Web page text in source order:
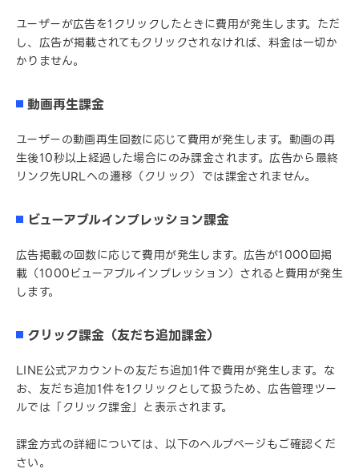
ユーザーが広告を1クリックしたときに費用が発生します。ただ
し、広告が掲載されてもクリックされなければ、料金は一切か
かりません。
動画再生課金
ユーザーの動画再生回数に応じて費用が発生します。動画の再
生後10秒以上経過した場合にのみ課金されます。広告から最終
リンク先URLへの遷移（クリック）では課金されません。
ビューアブルインプレッション課金
広告掲載の回数に応じて費用が発生します。広告が1000回掲
載（1000ビューアブルインプレッション）されると費用が発生
します。
クリック課金（友だち追加課金）
LINE公式アカウントの友だち追加1件で費用が発生します。な
お、友だち追加1件を1クリックとして扱うため、広告管理ツー
ルでは「クリック課金」と表示されます。
課金方式の詳細については、以下のヘルプページもご確認くだ
さい。